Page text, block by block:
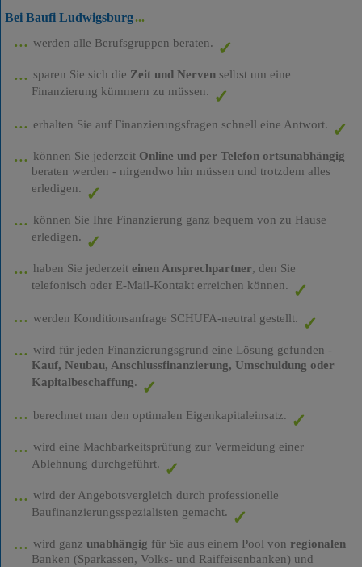
Bei Baufi Ludwigsburg
werden alle Berufsgruppen beraten.
sparen Sie sich die Zeit und Nervenselbst um eine
Finanzierung kümmern zu müssen.
erhalten Sie auf Finanzierungsfragen schnell eine Antwort.
können Sie jederzeit Online und per Telefon ortsunabhängig
beraten werden - nirgendwo hin müssen und trotzdem alles
erledigen.
können Sie Ihre Finanzierung ganz bequem von zu Hause
erledigen.
haben Sie jederzeit einen Ansprechpartner, den Sie
telefonisch oder E-Mail-Kontakt erreichen können.
werden Konditionsanfrage SCHUFA-neutral gestellt.
wird für jeden Finanzierungsgrund eine Lösung gefunden -
Kauf, Neubau, Anschlussfinanzierung, Umschuldung oder
Kapitalbeschaffung.
berechnet man den optimalen Eigenkapitaleinsatz.
wird eine Machbarkeitsprüfung zur Vermeidung einer
Ablehnung durchgeführt.
wird der Angebotsvergleich durch professionelle
Baufinanzierungsspezialisten gemacht.
wird ganz unabhängig für Sie aus einem Pool von regionalen
Banken (Sparkassen, Volks- und Raiffeisenbanken) und